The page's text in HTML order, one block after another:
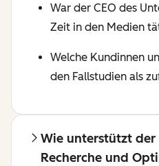
War der CEO des
Zeit in den Medien
Welche Kundinnen
den Fallstudien als
Wie unterstützt
Recherche und